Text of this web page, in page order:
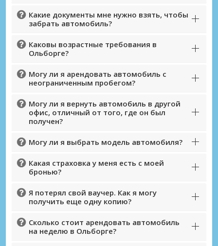
Какие документы мне нужно взять, чтобы
забрать автомобиль?
Каковы возрастные требования в
Ольборге?
Могу ли я арендовать автомобиль с
неограниченным пробегом?
Могу ли я вернуть автомобиль в другой
офис, отличный от того, где он был
получен?
Могу ли я выбрать модель автомобиля?
Какая страховка у меня есть с моей
бронью?
Я потерял свой ваучер. Как я могу
получить еще одну копию?
Сколько стоит арендовать автомобиль
на неделю в Ольборге?